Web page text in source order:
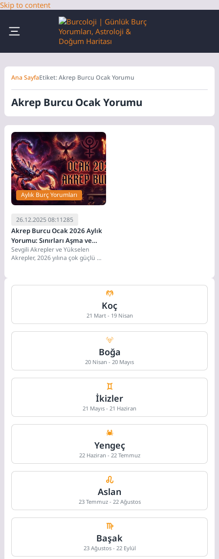
Skip to content
Ana SayfaEtiket: Akrep Burcu Ocak Yorumu
Akrep Burcu Ocak Yorumu
Aylık Burç Yorumları
26.12.2025 08:11285
Akrep Burcu Ocak 2026 Aylık
Yorumu: Sınırları Aşma ve
Büyük Uyanış
Sevgili Akrepler ve Yükselen
Akrepler, 2026 yılına çok güçlü bir
Koç
21 Mart - 19 Nisan
Boğa
20 Nisan - 20 Mayıs
İkizler
21 Mayıs - 21 Haziran
Yengeç
22 Haziran - 22 Temmuz
Aslan
23 Temmuz - 22 Ağustos
Başak
23 Ağustos - 22 Eylül